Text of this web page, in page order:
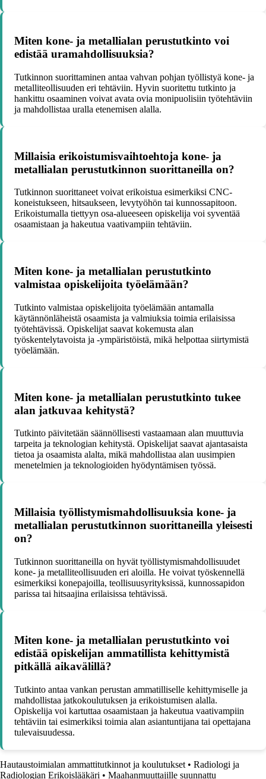
Miten kone- ja metallialan perustutkinto voi
edistää uramahdollisuuksia?
Tutkinnon suorittaminen antaa vahvan pohjan työllistyä kone- ja
metalliteollisuuden eri tehtäviin. Hyvin suoritettu tutkinto ja
hankittu osaaminen voivat avata ovia monipuolisiin työtehtäviin
ja mahdollistaa uralla etenemisen alalla.
Millaisia erikoistumisvaihtoehtoja kone- ja
metallialan perustutkinnon suorittaneilla on?
Tutkinnon suorittaneet voivat erikoistua esimerkiksi CNC-
koneistukseen, hitsaukseen, levytyöhön tai kunnossapitoon.
Erikoistumalla tiettyyn osa-alueeseen opiskelija voi syventää
osaamistaan ja hakeutua vaativampiin tehtäviin.
Miten kone- ja metallialan perustutkinto
valmistaa opiskelijoita työelämään?
Tutkinto valmistaa opiskelijoita työelämään antamalla
käytännönläheistä osaamista ja valmiuksia toimia erilaisissa
työtehtävissä. Opiskelijat saavat kokemusta alan
työskentelytavoista ja -ympäristöistä, mikä helpottaa siirtymistä
työelämään.
Miten kone- ja metallialan perustutkinto tukee
alan jatkuvaa kehitystä?
Tutkinto päivitetään säännöllisesti vastaamaan alan muuttuvia
tarpeita ja teknologian kehitystä. Opiskelijat saavat ajantasaista
tietoa ja osaamista alalta, mikä mahdollistaa alan uusimpien
menetelmien ja teknologioiden hyödyntämisen työssä.
Millaisia työllistymismahdollisuuksia kone- ja
metallialan perustutkinnon suorittaneilla yleisesti
on?
Tutkinnon suorittaneilla on hyvät työllistymismahdollisuudet
kone- ja metalliteollisuuden eri aloilla. He voivat työskennellä
esimerkiksi konepajoilla, teollisuusyrityksissä, kunnossapidon
parissa tai hitsaajina erilaisissa tehtävissä.
Miten kone- ja metallialan perustutkinto voi
edistää opiskelijan ammatillista kehittymistä
pitkällä aikavälillä?
Tutkinto antaa vankan perustan ammatilliselle kehittymiselle ja
mahdollistaa jatkokoulutuksen ja erikoistumisen alalla.
Opiskelija voi kartuttaa osaamistaan ja hakeutua vaativampiin
tehtäviin tai esimerkiksi toimia alan asiantuntijana tai opettajana
tulevaisuudessa.
Hautaustoimialan ammattitutkinnot ja koulutukset • Radiologi ja
Radiologian Erikoislääkäri • Maahanmuuttajille suunnattu